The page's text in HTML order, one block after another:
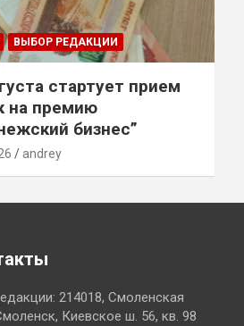
ВЫБОР РЕДАКЦИИ
стартует прием
на премию
бизнес”
andrey
214018, Смоленская
Киевское ш. 56, кв. 98